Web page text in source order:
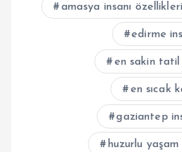
amasya insanı özellikleri
edirme
en sakin
en sıcak
gaziantep
huzurlu